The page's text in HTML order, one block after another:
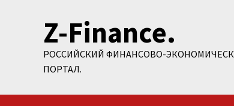
содержимомуZ-Finance.
РОССИЙСКИЙ ФИНАНСОВО-
ПОРТАЛ.